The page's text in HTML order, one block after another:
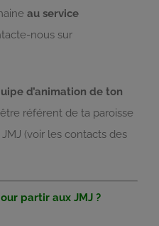
au service
nous sur
d’animation de ton
référent de ta paroisse
(voir les contacts des
partir aux JMJ ?